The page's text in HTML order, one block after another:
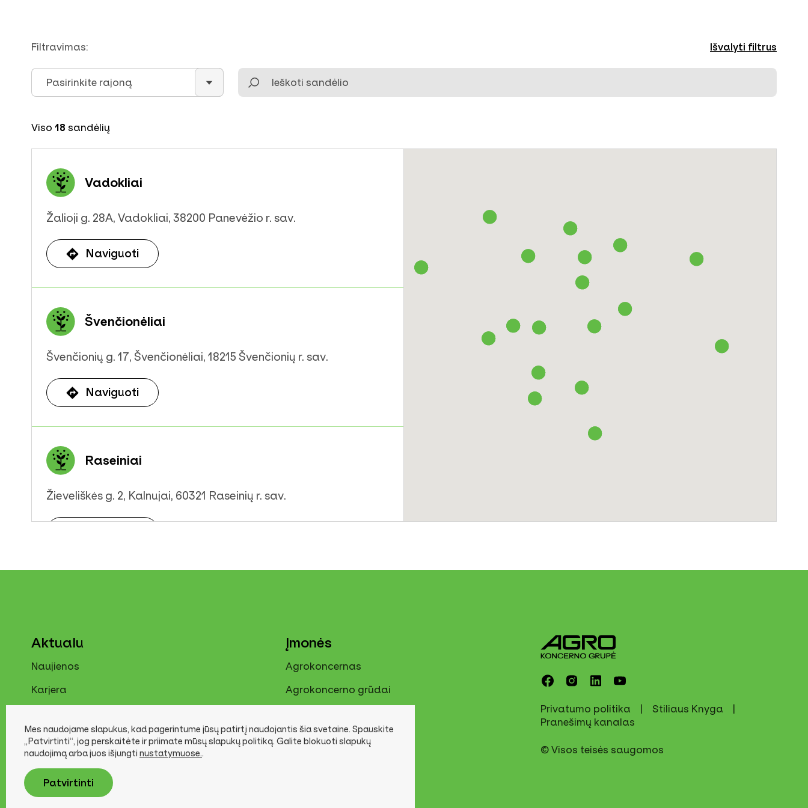
Filtravimas: Išvalyti filtrus
Pasirinkite rajoną Ieškoti sandėlio
Viso 18 sandėlių
Vadokliai
Žalioji g. 28A, Vadokliai, 38200 Panevėžio r. sav.
Naviguoti
Švenčionėliai
Švenčionių g. 17, Švenčionėliai, 18215 Švenčionių r. sav.
Naviguoti
Raseiniai
Žieveliškės g. 2, Kalnujai, 60321 Raseinių r. sav.
Miško g. 3 Radžiūnų k, 62181, Alytaus r.
Mažeikiai
Gamyklos g. 45B, Mažeikiai, 89103 Mažeikių r. sav.
Aktualu
Naujienos
Karjera
Įmonės
Agrokoncernas
Agrokoncerno grūdai
Agrokoncernas GDP
Privatumo politika
Stiliaus Knyga
Pranešimų kanalas
© Visos teisės saugomos
Mes naudojame slapukus, kad pagerintume jūsų patirtį naudojantis šia svetaine. Spauskite
„Patvirtinti“, jog perskaitėte ir priimate mūsų slapukų politiką. Galite blokuoti slapukų
naudojimą arba juos išjungti nustatymuose..
Patvirtinti